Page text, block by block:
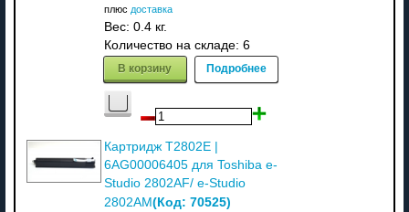
плюс доставка
Вес: 0.4 кг.
Количество на складе: 6
В корзину Подробнее
Картридж T2802E |
6AG00006405 для Toshiba e-
Studio 2802AF/ e-Studio
2802AM(Код: 70525)